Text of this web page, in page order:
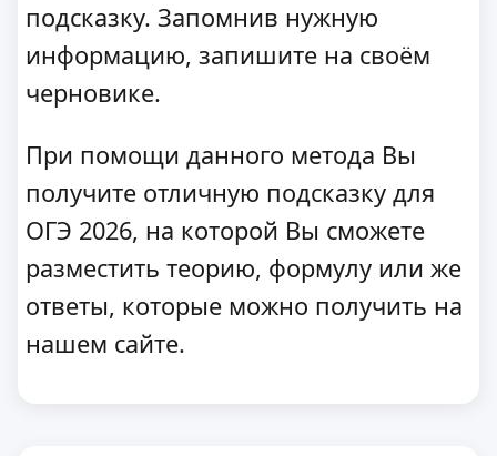
подсказку. Запомнив нужную
информацию, запишите на своём
черновике.
При помощи данного метода Вы
получите отличную подсказку для
ОГЭ 2026, на которой Вы сможете
разместить теорию, формулу или же
ответы, которые можно получить на
нашем сайте.